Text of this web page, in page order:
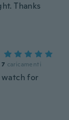
Thanks
7 caricamenti
for